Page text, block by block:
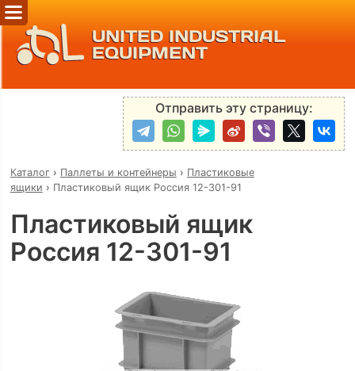
UNITED INDUSTRIAL
EQUIPMENT
Отправить эту страницу:
Каталог› Паллеты и контейнеры › Пластиковые
ящики › Пластиковый ящик Россия 12-301-91
Пластиковый ящик
Россия 12-301-91